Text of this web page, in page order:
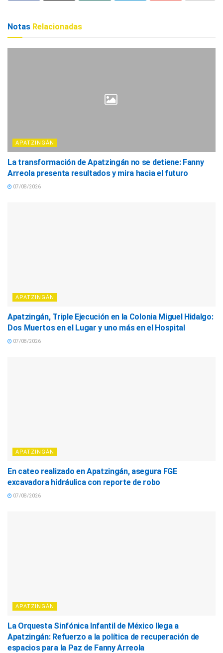
Notas Relacionadas
APATZINGÁN
La transformación de Apatzingán no se detiene: Fanny
Arreola presenta resultados y mira hacia el futuro
07/08/2026
APATZINGÁN
Apatzingán, Triple Ejecución en la Colonia Miguel Hidalgo:
Dos Muertos en el Lugar y uno más en el Hospital
07/08/2026
APATZINGÁN
En cateo realizado en Apatzingán, asegura FGE
excavadora hidráulica con reporte de robo
07/08/2026
APATZINGÁN
La Orquesta Sinfónica Infantil de México llega a
Apatzingán: Refuerzo a la política de recuperación de
espacios para la Paz de Fanny Arreola